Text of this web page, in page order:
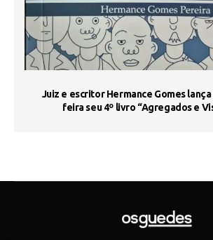
Juiz e escritor Hermance Gomes
feira seu 4º livro “Agregados e